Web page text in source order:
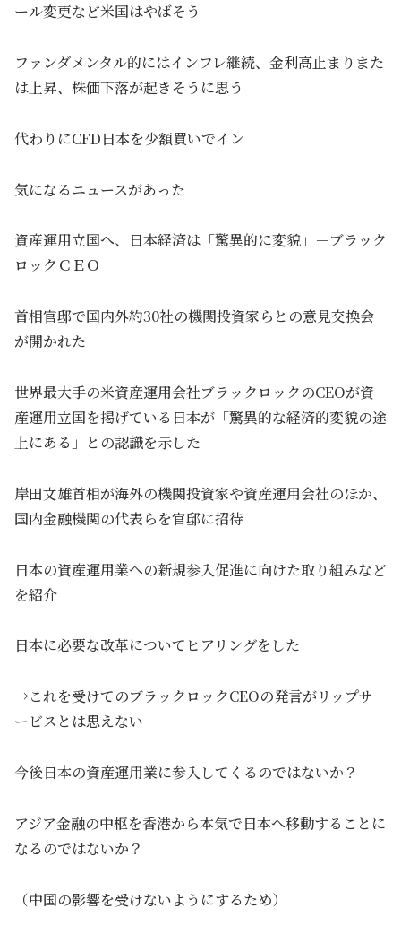
ール変更など米国はやばそう
ファンダメンタル的にはインフレ継続、金利高止まりまた
は上昇、株価下落が起きそうに思う
代わりにCFD日本を少額買いでイン
気になるニュースがあった
資産運用立国へ、日本経済は「驚異的に変貌」－ブラック
ロックＣＥＯ
首相官邸で国内外約30社の機関投資家らとの意見交換会
が開かれた
世界最大手の米資産運用会社ブラックロックのCEOが資
産運用立国を掲げている日本が「驚異的な経済的変貌の途
上にある」との認識を示した
岸田文雄首相が海外の機関投資家や資産運用会社のほか、
国内金融機関の代表らを官邸に招待
日本の資産運用業への新規参入促進に向けた取り組みなど
を紹介
日本に必要な改革についてヒアリングをした
→これを受けてのブラックロックCEOの発言がリップサ
ービスとは思えない
今後日本の資産運用業に参入してくるのではないか？
アジア金融の中枢を香港から本気で日本へ移動することに
なるのではないか？
（中国の影響を受けないようにするため）